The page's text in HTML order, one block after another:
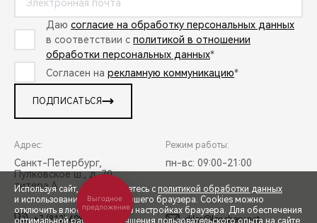
Даю согласие на обработку персональных данных
в соответствии с политикой в отношении
обработки персональных данных*
Согласен на рекламную коммуникацию*
ПОДПИСАТЬСЯ
Адрес:
Санкт-Петербург,
Пулковское ш., д. 70,
литера А
Режим работы:
пн-вс: 09:00-21:00
+7 (812) 608-50-58 diler@lenchery.net
Используя сайт, вы соглашаетесь с политикой обработки данных
и использованием cookies вашего браузера. Cookies можно
отключить в любой момент в настройках браузера. Для обеспечения
оптимальной работы и улучшения пользовательского опыта на сайте
Выгодное
предложение